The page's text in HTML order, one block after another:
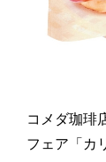
コメダ珈琲
フェア「カ